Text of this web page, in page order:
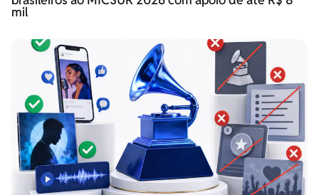
mil